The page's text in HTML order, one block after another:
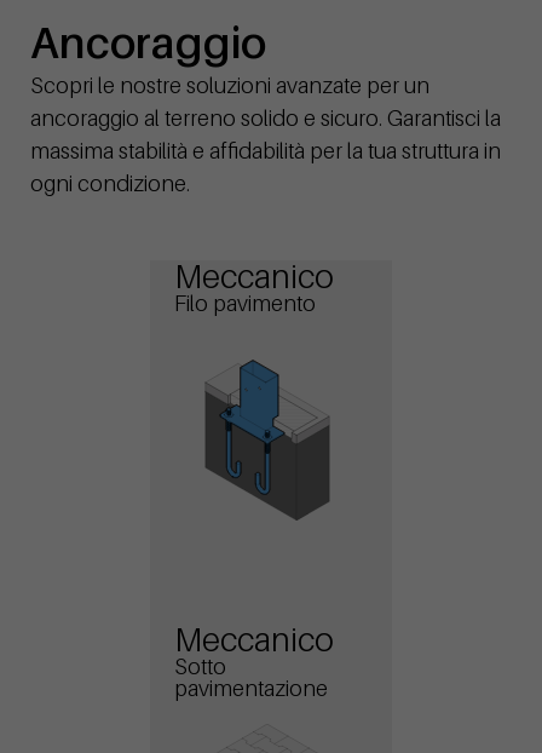
Ancoraggio
Scopri le nostre soluzioni avanzate per un
ancoraggio al terreno solido e sicuro. Garantisci la
massima stabilità e affidabilità per la tua struttura in
ogni condizione.
Meccanico
Filo pavimento
Meccanico
Sotto
pavimentazione